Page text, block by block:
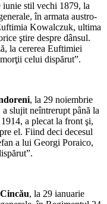
iunie stil vechi 1879, la
în armata austro-
Kowalczuk, ultima
ştire despre dânsul.
la cererea Euftimiei
celui dispărut”.
, la 29 noiembrie
slujit neîntrerupt până la
a plecat la front şi,
el. Fiind deci decesul
a lui Georgi Poraico,
Cincău, la 29 ianuarie